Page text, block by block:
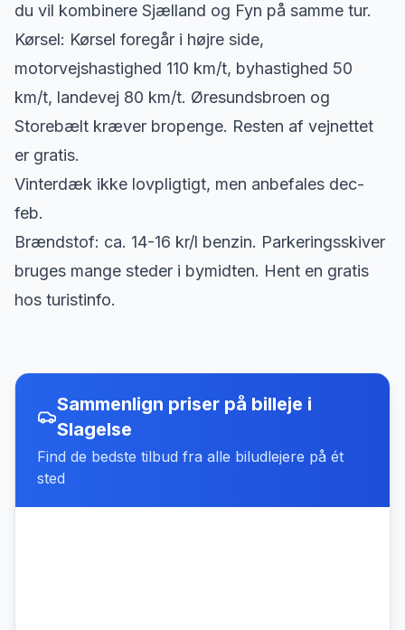
du vil kombinere Sjælland og Fyn på samme tur.
Kørsel: Kørsel foregår i højre side,
motorvejshastighed 110 km/t, byhastighed 50
km/t, landevej 80 km/t. Øresundsbroen og
Storebælt kræver bropenge. Resten af vejnettet
er gratis.
Vinterdæk ikke lovpligtigt, men anbefales dec-
feb.
Brændstof: ca. 14-16 kr/l benzin. Parkeringsskiver
bruges mange steder i bymidten. Hent en gratis
hos turistinfo.
Sammenlign priser på billeje i
Slagelse
Find de bedste tilbud fra alle biludlejere på ét
sted